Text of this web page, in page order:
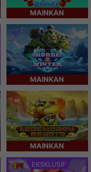
MAINKAN
MAINKAN
MAINKAN
EKSKLUSIF